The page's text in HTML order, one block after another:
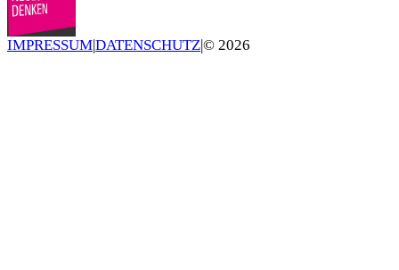
IMPRESSUM|DATENSCHUTZ|© 2026